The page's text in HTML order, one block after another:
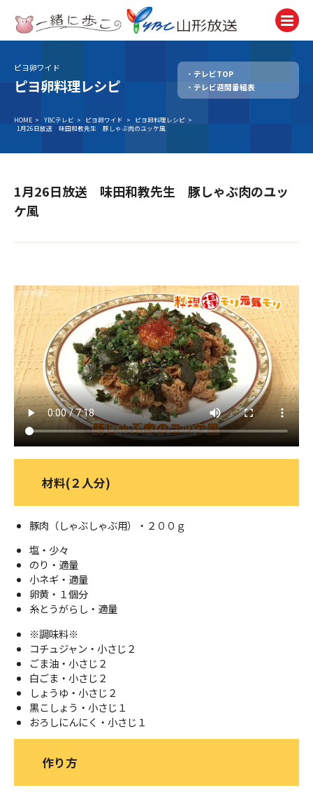
テレビ
TV
ラジオ
Radio
試写会・プレゼント
Present
ＹＢＣオンデマンド
やまがた情熱市場
ピヨ卵ワイド
ピヨ卵料理レシピ
テレビTOP
テレビ週間番組表
HOME > YBCテレビ > ピヨ卵ワイド > ピヨ卵料理レシピ >
1月26日放送 味田和教先生 豚しゃぶ肉のユッケ風
1月26日放送 味田和教先生 豚しゃぶ肉のユッ
ケ風
材料(２人分)
豚肉（しゃぶしゃぶ用）・２００ｇ
塩・少々
のり・適量
小ネギ・適量
卵黄・１個分
糸とうがらし・適量
※調味料※
コチュジャン・小さじ２
ごま油・小さじ２
白ごま・小さじ２
しょうゆ・小さじ２
黒こしょう・小さじ１
おろしにんにく・小さじ１
作り方